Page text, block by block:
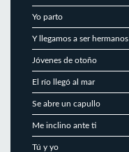
Yo parto
Y llegamos a ser hermanos
Jóvenes de otoño
El río llegó al mar
Se abre un capullo
Me inclino ante ti
Tú y yo